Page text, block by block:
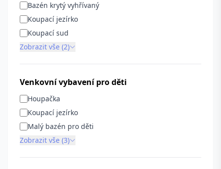
Bazén krytý vyhřívaný
Koupací jezírko
Koupací sud
Zobrazit vše (2)
Venkovní vybavení pro děti
Houpačka
Koupací jezírko
Malý bazén pro děti
Zobrazit vše (3)